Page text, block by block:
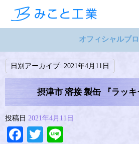
オフィシャルブ
日別アーカイブ: 2021年4月11日
摂津市 溶接 製缶 『ラッ
投稿日 2021年4月11日
Facebook
Twitter